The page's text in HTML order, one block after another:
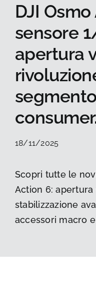
Audio
Droni
Accessori
La foto del mese
Guide
Cerca
per:
DJI
sensore
apertura
18/11/2025
Scopri tutte le
Action 6: apertura
stabilizzazione
accessori macro e